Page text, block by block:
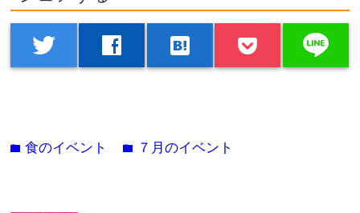
twitter facebook hatenabookmark line
folder食のイベント folder ７月のイベント